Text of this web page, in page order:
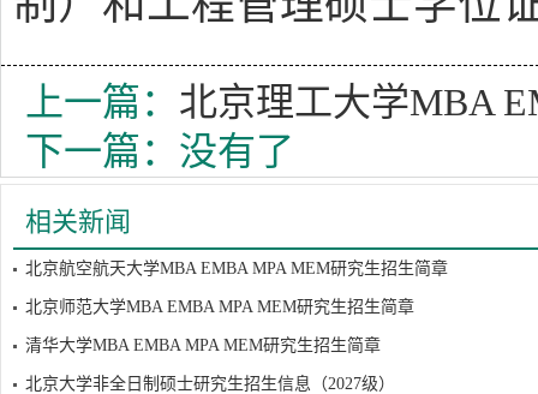
上一篇： 北京理工大学MBA
下一篇：没有了
相关新闻
北京航空航天大学MBA EMBA MPA MEM研究生招生简章
北京师范大学MBA EMBA MPA MEM研究生招生简章
清华大学MBA EMBA MPA MEM研究生招生简章
北京大学非全日制硕士研究生招生信息（2027级）